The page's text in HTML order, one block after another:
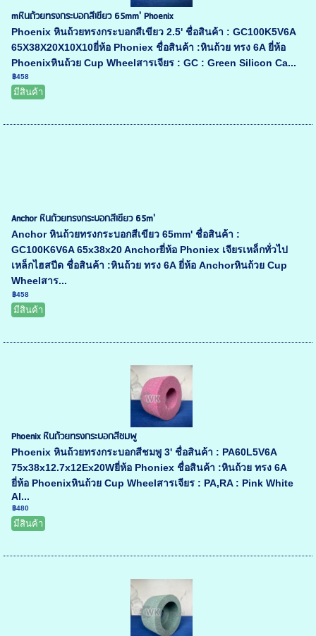
mหินถ้วยทรงกระบอกสีเขียว 65mm' Phoenix
Phoenix หินถ้วยทรงกระบอกสีเขียว 2.5' ชื่อสินค้า : GC100K5V6A
65X38X20X10X10ยี่ห้อ Phoniex ชื่อสินค้า :หินถ้วย ทรง 6A ยี่ห้อ
Phoenixหินถ้วย Cup Wheelสารเจียร : GC : Green Silicon Ca...
฿458
มีสินค้า
Anchor หินถ้วยทรงกระบอกสีเขียว 65m'
Anchor หินถ้วยทรงกระบอกสีเขียว 65mm' ชื่อสินค้า :
GC100K6V6A 65x38x20 Anchorยี่ห้อ Phoniex เจียรเหล็กทั่วไป
เหล็กไฮสปีด ชื่อสินค้า :หินถ้วย ทรง 6A ยี่ห้อ Anchorหินถ้วย Cup
Wheelสาร...
฿458
มีสินค้า
Phoenix หินถ้วยทรงกระบอกสีชมพู
Phoenix หินถ้วยทรงกระบอกสีชมพู 3' ชื่อสินค้า : PA60L5V6A
75x38x12.7x12Ex20Wยี่ห้อ Phoniex ชื่อสินค้า :หินถ้วย ทรง 6A
ยี่ห้อ Phoenixหินถ้วย Cup Wheelสารเจียร : PA,RA : Pink White
Al...
฿480
มีสินค้า